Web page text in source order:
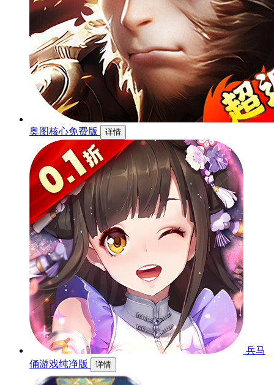
奥图核心免费版 详情
兵马
俑游戏纯净版
详情